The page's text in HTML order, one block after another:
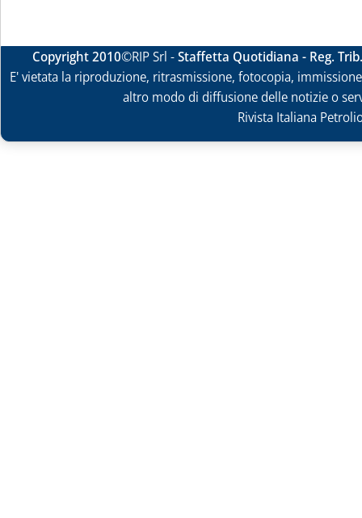
Copyright 2010©RIP Srl -Staffetta Quotidiana - Reg.
E' vietata la riproduzione, ritrasmissione, fotocopia,
altro modo di diffusione delle notizie o
Rivista Italiana